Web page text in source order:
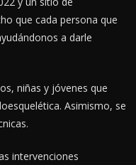
que cada persona que
a darle
niñas y jóvenes que
Asimismo, se
intervenciones